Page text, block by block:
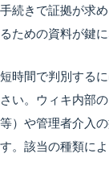
手続きで証拠が求
るための資料が鍵に
短時間で判別する
さい。ウィキ内部
等）や管理者介入
す。該当の種類に